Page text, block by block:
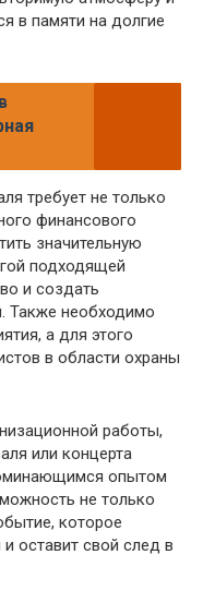
в памяти на долгие
требует не только
финансового
значительную
подходящей
и создать
Также необходимо
а для этого
в области охраны
работы,
или концерта
опытом
не только
которое
оставит свой след в